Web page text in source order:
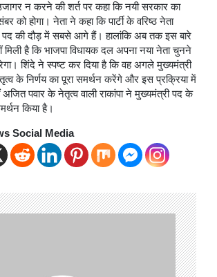
न करने की शर्त पर कहा कि नयी सरकार का
को होगा। नेता ने कहा कि पार्टी के वरिष्ठ नेता
की दौड़ में सबसे आगे हैं। हालांकि अब तक इस बारे
मिली है कि भाजपा विधायक दल अपना नया नेता चुनने
शिंदे ने स्पष्ट कर दिया है कि वह अगले मुख्यमंत्री
के निर्णय का पूरा समर्थन करेंगे और इस प्रक्रिया में
अजित पवार के नेतृत्व वाली राकांपा ने मुख्यमंत्री पद के
किया है।
Social Media